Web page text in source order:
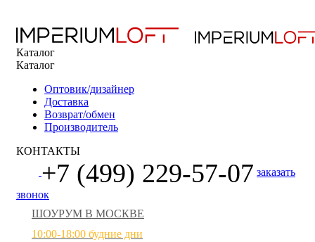
Каталог
Каталог
Оптовик/дизайнер
Доставка
Возврат/обмен
Производитель
КОНТАКТЫ
+7 (499) 229-57-07 заказать
звонок
ШОУРУМ В МОСКВЕ
10:00-18:00 будние дни